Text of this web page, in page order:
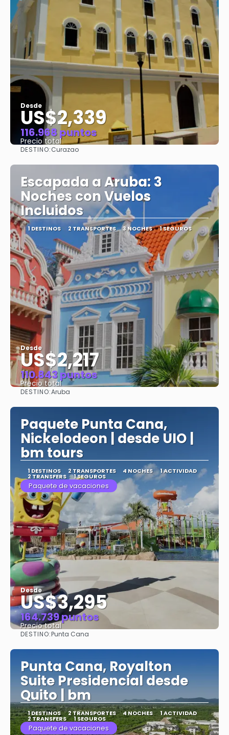
Desde
US$2,339
116.968 puntos
Precio total
DESTINO:Curazao
Escapada a Aruba: 3
Noches con Vuelos
Incluidos
1 DESTINOS 2 TRANSPORTES 3 NOCHES 1 SEGUROS
Desde
US$2,217
110.843 puntos
Precio total
DESTINO:Aruba
Paquete Punta Cana,
Nickelodeon | desde UIO |
bm tours
1 DESTINOS 2 TRANSPORTES 4 NOCHES 1 ACTIVIDAD
2 TRANSFERS 1 SEGUROS
Paquete de vacaciones
Desde
US$3,295
164.739 puntos
Precio total
DESTINO:Punta Cana
Punta Cana, Royalton
Suite Presidencial desde
Quito | bm
1 DESTINOS 2 TRANSPORTES 4 NOCHES 1 ACTIVIDAD
2 TRANSFERS 1 SEGUROS
Paquete de vacaciones